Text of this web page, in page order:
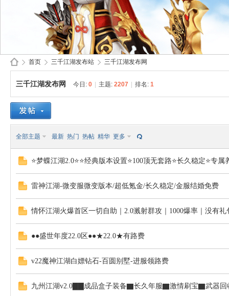
30 »
首页 三千江湖发布站 三千江湖发布网
三千江湖发布网 今日: 0 主题: 2207 排名: 1
全部主题 最新 热门 热帖 精华 更多
⭐梦蝶江湖2.0⭐⭐经典版本设置⭐100顶无套路⭐长久稳定⭐专属
雷神江湖-微变服微变版本/超低氪金/长久稳定/金服结婚免费
情怀江湖火爆首区一切自助｜2.0溅射群攻｜1000爆率｜没有
●●盛世年度22.0区●●★22.0★有路费
v22魔神江湖白嫖钻石-百圆别墅-进服领路费
九州江湖v2.0▇▇成品盒子装备▇长久年服▇激情刷宝▇武器